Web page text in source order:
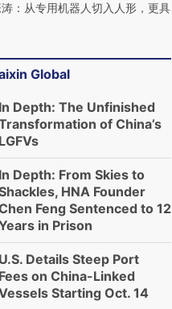
：从专用机器人切入人形，更具
Global
In Depth: The Unfinished
of China’s
LGFVs
In Depth: From Skies to
HNA Founder
Feng Sentenced to 12
in Prison
U.S. Details Steep Port
Fees on China-Linked
Starting Oct. 14